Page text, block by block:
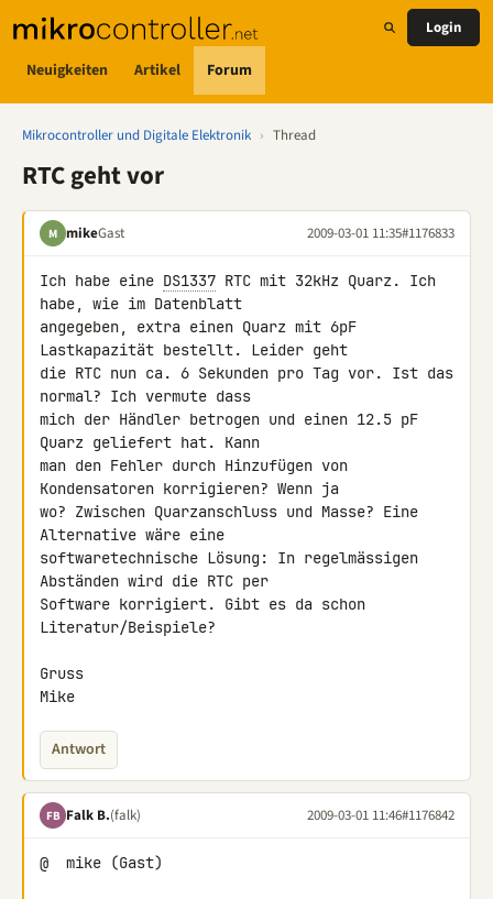
Neuigkeiten Artikel Forum
Login
Mikrocontroller und Digitale Elektronik › Thread
RTC geht vor
M mikeGast 2009-03-01 11:35#1176833
Ich habe eine DS1337 RTC mit 32kHz Quarz. Ich
habe, wie im Datenblatt
angegeben, extra einen Quarz mit 6pF
Lastkapazität bestellt. Leider geht
die RTC nun ca. 6 Sekunden pro Tag vor. Ist das
normal? Ich vermute dass
mich der Händler betrogen und einen 12.5 pF
Quarz geliefert hat. Kann
man den Fehler durch Hinzufügen von
Kondensatoren korrigieren? Wenn ja
wo? Zwischen Quarzanschluss und Masse? Eine
Alternative wäre eine
softwaretechnische Lösung: In regelmässigen
Abständen wird die RTC per
Software korrigiert. Gibt es da schon
Literatur/Beispiele?
Gruss
Mike
Antwort
FB Falk B.(falk) 2009-03-01 11:46#1176842
@  mike (Gast)